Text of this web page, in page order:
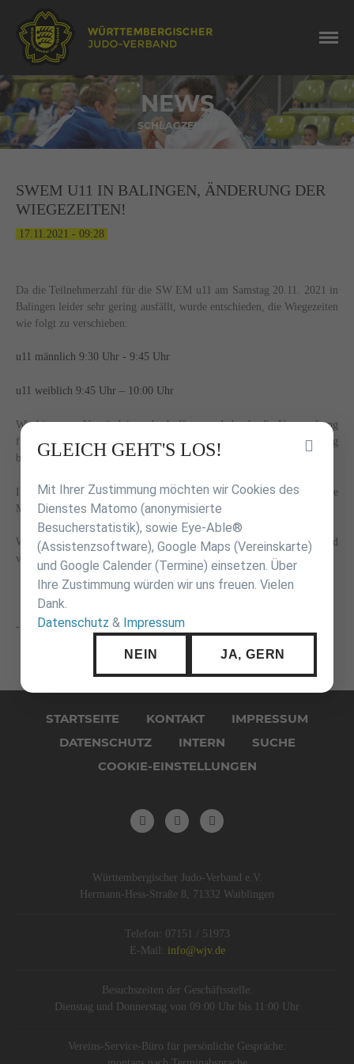
NEWS
SCHLAGZEILEN
SWEM U11 IN BALINGEN, ÄNDERUNG DER
WIEGEZEITEN!
17.11.2021 - 09:28
Da die Teilnehmerzahl für die SW EM u11 am Samstag 20.11. 2021 in
Balingen leider sehr gering ausfällt, wurde entschieden, die Wiegezeiten
wie folgt zu verschieben:
u11 männlich 9:30 Uhr - 9:45 Uhr
u11 weiblich 9:45 Uhr – 10:00 Uhr
Wir bitten um Verständnis und erhoffen uns dadurch, die Veranstaltung
für alle möglichst kurz zu halten. Die angepasste Ausschreibung
befindet sich im Anhang.
Im Anschluss an die offiziellen Meisterschaften besteht noch die
Möglichkeit Freundschaftskämpfe auszutragen."
Wir wünschen allen Teilnehmern und Betreuern eine gute Anreise und
viel Erfolg.
- Veranstaltungsteam-
überspringenSTARTSEITE KONTAKT
IMPRESSUM
DATENSCHUTZ
INTERN
SUCHE
COOKIE-EINSTELLUNGEN
Württembergischer Judo-Verband e.V.
Hermann-Hess-Straße 8, 71332 Waiblingen
Telefon: 07151 / 51973
E-Mail: info@wjv.de
Besuchszeiten der Geschäftsstelle:
Dienstag und Donnerstag von 09:00 Uhr bis 11:00 Uhr
Vereins-Service-Büro für persönliche Gespräche:
Inhalt
GLEICH GEHT'S LOS!
Mit Ihrer Zustimmung möchten wir Cookies des
Dienstes Matomo (anonymisierte
Besucherstatistik), sowie Eye-Able®
(Assistenzsoftware), Google Maps (Vereinskarte)
und Google Calender (Termine) einsetzen. Über
Ihre Zustimmung würden wir uns freuen. Vielen
Dank.
Datenschutz & Impressum
NEIN JA, GERN